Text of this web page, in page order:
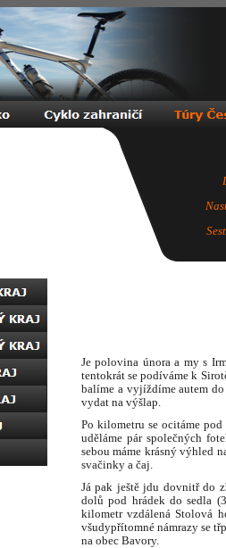
Je polovina února a my s
tentokrát se podíváme k
balíme a vyjíždíme autem do
vydat na výšlap.
Po kilometru se ocitáme
uděláme pár společných
sebou máme krásný výhled
svačinky a čaj.
Já pak ještě jdu dovnitř do
dolů pod hrádek do sedla
kilometr vzdálená Stolová
všudypřítomné námrazy se
na obec Bavory.